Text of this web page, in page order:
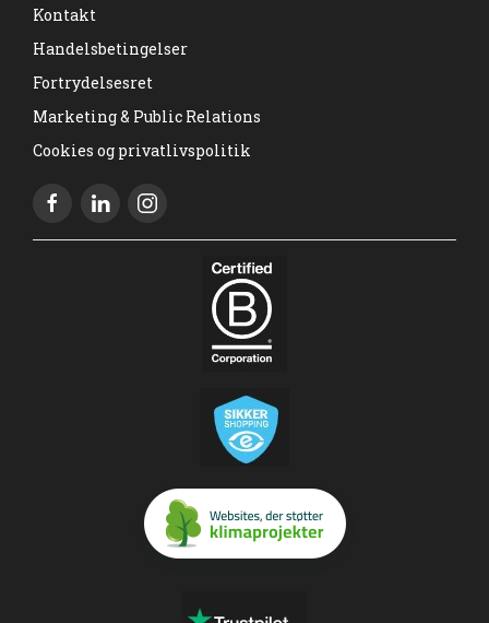
Kontakt
Handelsbetingelser
Fortrydelsesret
Marketing & Public Relations
Cookies og privatlivspolitik